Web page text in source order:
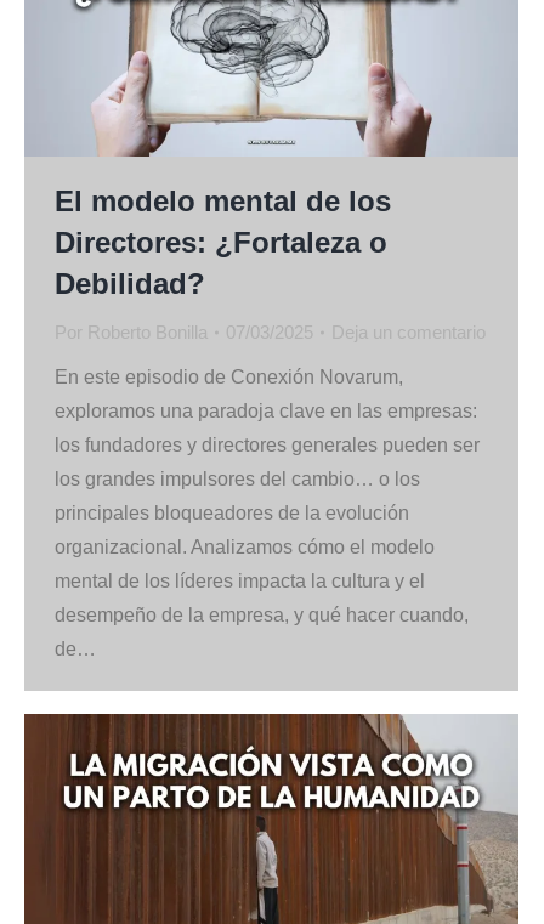
El modelo mental de los
Directores: ¿Fortaleza o
Debilidad?
Por Roberto Bonilla 07/03/2025 Deja un comentario
En este episodio de Conexión Novarum,
exploramos una paradoja clave en las empresas:
los fundadores y directores generales pueden ser
los grandes impulsores del cambio… o los
principales bloqueadores de la evolución
organizacional. Analizamos cómo el modelo
mental de los líderes impacta la cultura y el
desempeño de la empresa, y qué hacer cuando,
de…